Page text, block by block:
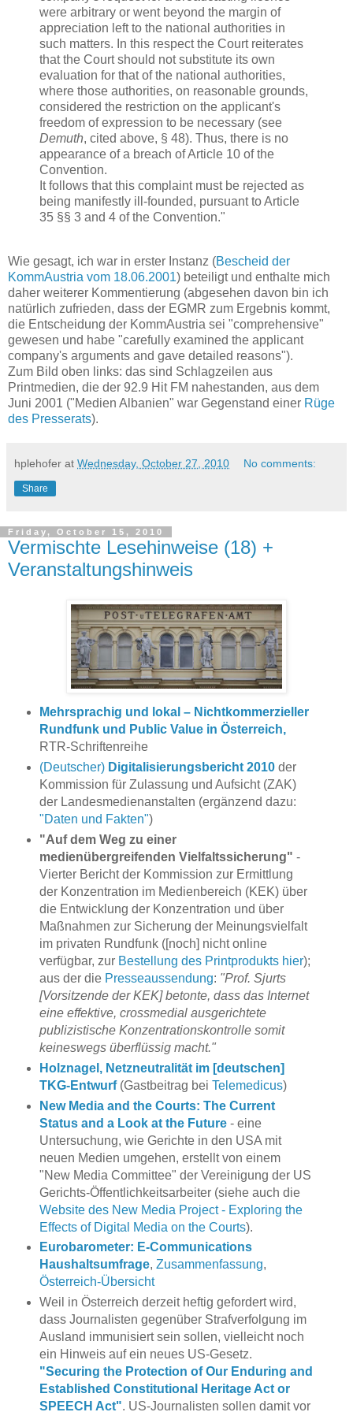
were arbitrary or went beyond the margin of
appreciation left to the national authorities in
such matters. In this respect the Court reiterates
that the Court should not substitute its own
evaluation for that of the national authorities,
where those authorities, on reasonable grounds,
considered the restriction on the applicant's
freedom of expression to be necessary (see
Demuth, cited above, § 48). Thus, there is no
appearance of a breach of Article 10 of the
Convention.
It follows that this complaint must be rejected as
being manifestly ill-founded, pursuant to Article
35 §§ 3 and 4 of the Convention."
Wie gesagt, ich war in erster Instanz (Bescheid der
KommAustria vom 18.06.2001) beteiligt und enthalte mich
daher weiterer Kommentierung (abgesehen davon bin ich
natürlich zufrieden, dass der EGMR zum Ergebnis kommt,
die Entscheidung der KommAustria sei "comprehensive"
gewesen und habe "carefully examined the applicant
company's arguments and gave detailed reasons").
Zum Bild oben links: das sind Schlagzeilen aus
Printmedien, die der 92.9 Hit FM nahestanden, aus dem
Juni 2001 ("Medien Albanien" war Gegenstand einer Rüge
des Presserats).
hplehofer at Wednesday, October 27, 2010 No comments:
Share
Friday, October 15, 2010
Vermischte Lesehinweise (18) +
Veranstaltungshinweis
Mehrsprachig und lokal – Nichtkommerzieller
Rundfunk und Public Value in Österreich,
RTR-Schriftenreihe
(Deutscher)Digitalisierungsbericht 2010der
Kommission für Zulassung und Aufsicht (ZAK)
der Landesmedienanstalten (ergänzend dazu:
"Daten und Fakten")
"Auf dem Weg zu einer
medienübergreifenden Vielfaltssicherung" -
Vierter Bericht der Kommission zur Ermittlung
der Konzentration im Medienbereich (KEK) über
die Entwicklung der Konzentration und über
Maßnahmen zur Sicherung der Meinungsvielfalt
im privaten Rundfunk ([noch] nicht online
verfügbar, zur Bestellung des Printprodukts hier);
aus der die Presseaussendung: "Prof. Sjurts
[Vorsitzende der KEK] betonte, dass das Internet
eine effektive, crossmedial ausgerichtete
publizistische Konzentrationskontrolle somit
keineswegs überflüssig macht."
Holznagel, Netzneutralität im [deutschen]
TKG-Entwurf(Gastbeitrag bei Telemedicus)
New Media and the Courts: The Current
Status and a Look at the Future- eine
Untersuchung, wie Gerichte in den USA mit
neuen Medien umgehen, erstellt von einem
"New Media Committee" der Vereinigung der US
Gerichts-Öffentlichkeitsarbeiter (siehe auch die
Website des New Media Project - Exploring the
Effects of Digital Media on the Courts).
Eurobarometer: E-Communications
Haushaltsumfrage, Zusammenfassung,
Österreich-Übersicht
Weil in Österreich derzeit heftig gefordert wird,
dass Journalisten gegenüber Strafverfolgung im
Ausland immunisiert sein sollen, vielleicht noch
ein Hinweis auf ein neues US-Gesetz.
"Securing the Protection of Our Enduring and
Established Constitutional Heritage Act or
SPEECH Act". US-Journalisten sollen damit vor